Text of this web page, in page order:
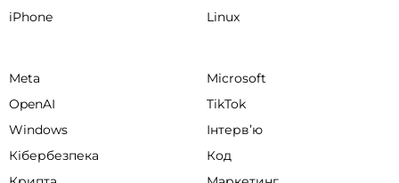
iPhone
Linux
Meta
Microsoft
OpenAI
TikTok
Windows
Інтервʼю
Кібербезпека
Код